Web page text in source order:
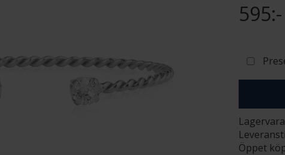
595:-
Öppet